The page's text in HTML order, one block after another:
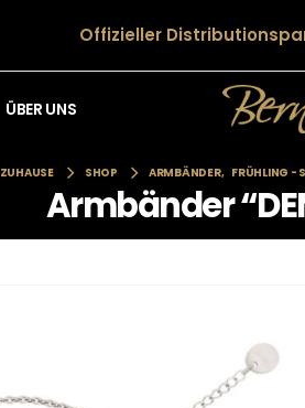
Offizieller
ÜBER UNS
ZUHAUSE SHOP ARMBÄNDER, FRÜHLING -
Armbänder